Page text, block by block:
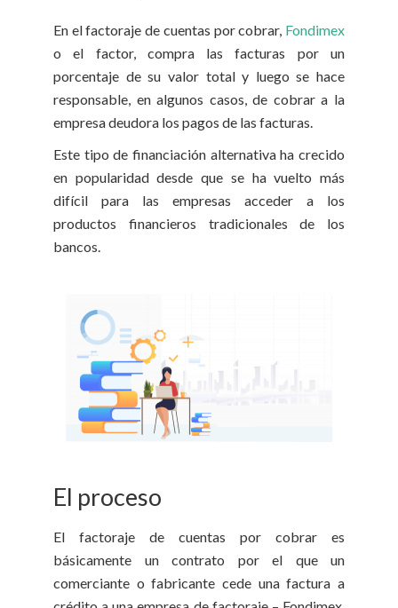
En el factoraje de cuentas por cobrar, Fondimex
o el factor, compra las facturas por un
porcentaje de su valor total y luego se hace
responsable, en algunos casos, de cobrar a la
empresa deudora los pagos de las facturas.
Este tipo de financiación alternativa ha crecido
en popularidad desde que se ha vuelto más
difícil para las empresas acceder a los
productos financieros tradicionales de los
bancos.
El proceso
El factoraje de cuentas por cobrar es
básicamente un contrato por el que un
comerciante o fabricante cede una factura a